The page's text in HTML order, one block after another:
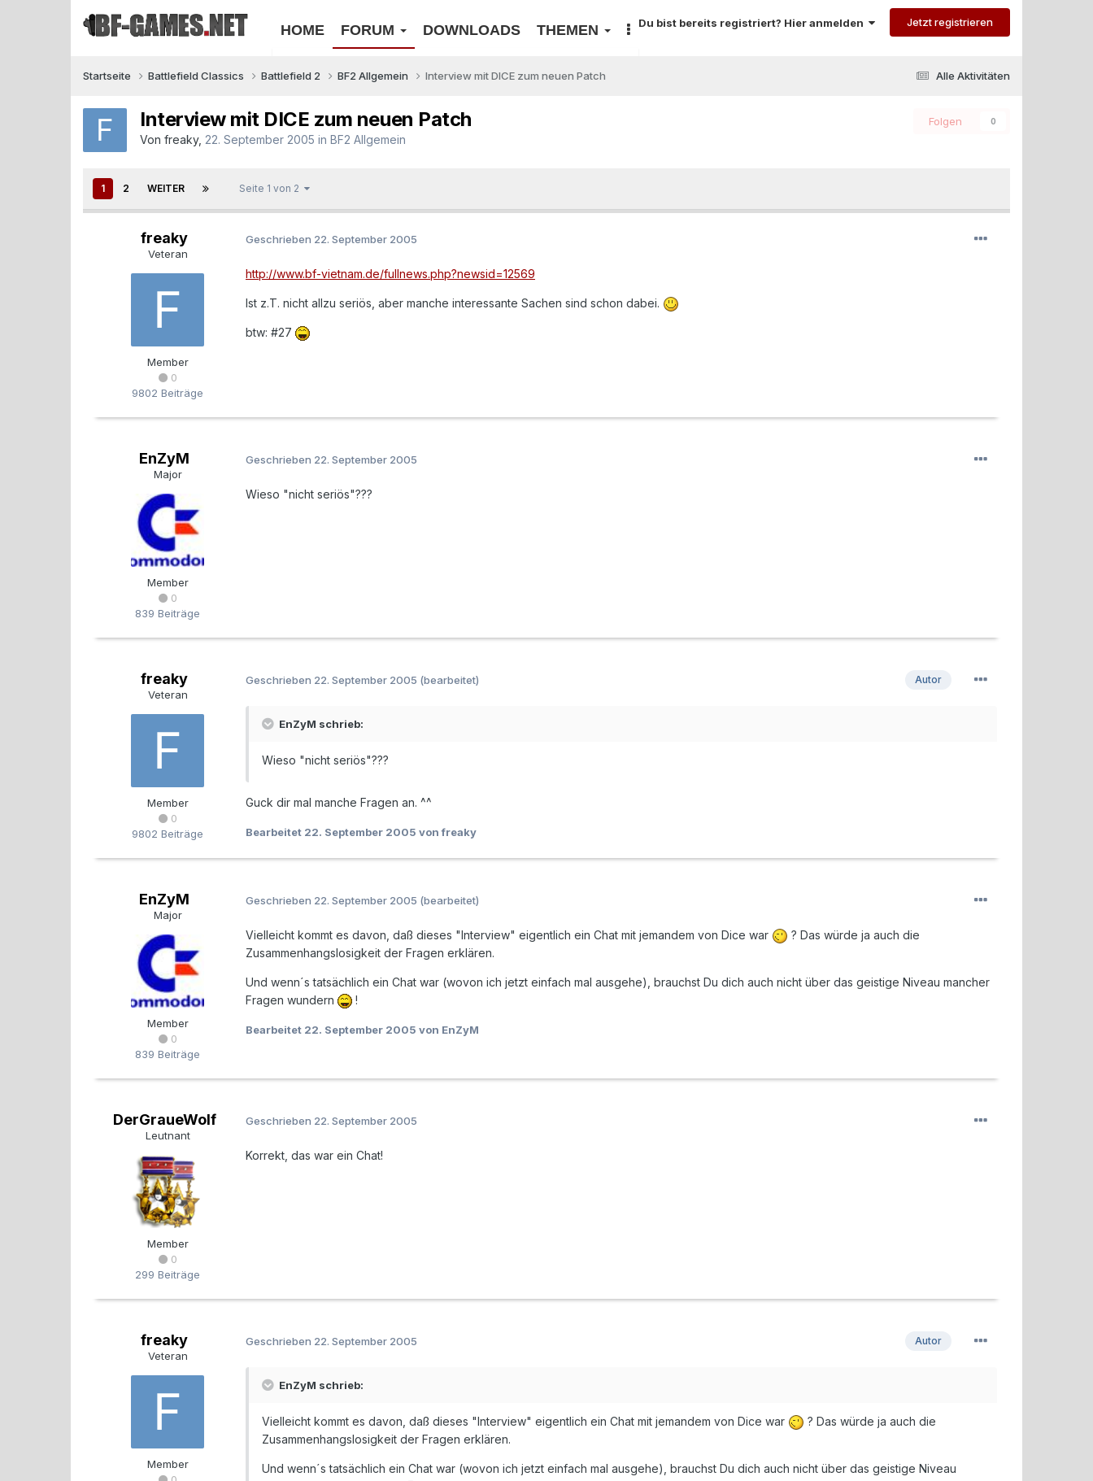
HOME FORUM DOWNLOADS THEMEN Du bist bereits registriert? Hier anmelden Jetzt registrieren
Alle Aktivitäten
Startseite Battlefield Classics Battlefield 2 BF2 Allgemein Interview mit DICE zum neuen Patch
Folgen 0
Interview mit DICE zum neuen Patch
Von freaky, 22. September 2005 in BF2 Allgemein
1 2 WEITER Seite 1 von 2
freaky
Veteran
Member
0
9802 Beiträge
Geschrieben 22. September 2005
http://www.bf-vietnam.de/fullnews.php?newsid=12569
Ist z.T. nicht allzu seriös, aber manche interessante Sachen sind schon dabei.
btw: #27
EnZyM
Major
Member
0
839 Beiträge
Geschrieben 22. September 2005
Wieso "nicht seriös"???
freaky
Veteran
Member
0
9802 Beiträge
Autor
Geschrieben 22. September 2005 (bearbeitet)
EnZyM schrieb:
Wieso "nicht seriös"???
Guck dir mal manche Fragen an. ^^
Bearbeitet 22. September 2005 von freaky
EnZyM
Major
Member
0
839 Beiträge
Geschrieben 22. September 2005 (bearbeitet)
Vielleicht kommt es davon, daß dieses "Interview" eigentlich ein Chat mit jemandem von Dice war
? Das würde ja auch die
Zusammenhangslosigkeit der Fragen erklären.
Und wenn´s tatsächlich ein Chat war (wovon ich jetzt einfach mal ausgehe), brauchst Du dich auch nicht über das geistige Niveau mancher
Fragen wundern
!
Bearbeitet 22. September 2005 von EnZyM
DerGraueWolf
Leutnant
Member
0
299 Beiträge
Geschrieben 22. September 2005
Korrekt, das war ein Chat!
freaky
Veteran
Member
Autor
Geschrieben 22. September 2005
EnZyM schrieb:
Vielleicht kommt es davon, daß dieses "Interview" eigentlich ein Chat mit jemandem von Dice war
? Das würde ja auch die
Zusammenhangslosigkeit der Fragen erklären.
Und wenn´s tatsächlich ein Chat war (wovon ich jetzt einfach mal ausgehe), brauchst Du dich auch nicht über das geistige Niveau